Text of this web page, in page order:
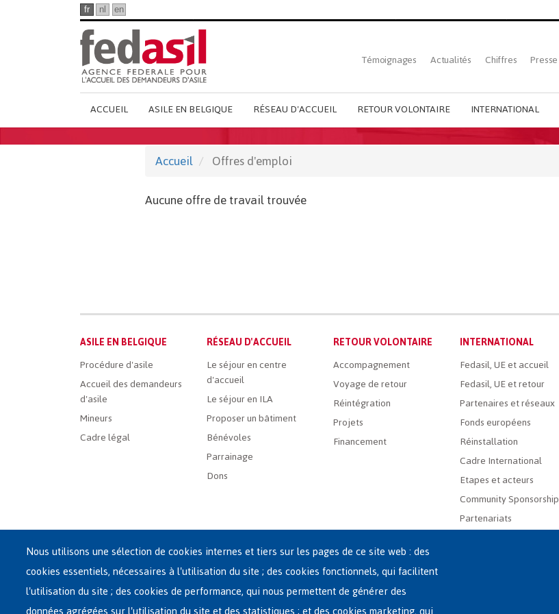
fr nl en
Top
French
menu
Témoignages Actualités Chiffres Presse
Main
French
ACCUEIL ASILE EN BELGIQUE RÉSEAU D'ACCUEIL RETOUR VOLONTAIRE INTERNATIONAL
Accueil
Offres d'emploi
Aucune offre de travail trouvée
Main
French
Menu
ASILE EN BELGIQUE
Procédure d'asile
Accueil des demandeurs
d'asile
Mineurs
Cadre légal
RÉSEAU D'ACCUEIL
Le séjour en centre
d'accueil
Le séjour en ILA
Proposer un bâtiment
Bénévoles
Parrainage
Dons
RETOUR VOLONTAIRE
Accompagnement
Voyage de retour
Réintégration
Projets
Financement
INTERNATIONAL
Fedasil, UE et accueil
Fedasil, UE et retour
Partenaires et réseaux
Fonds européens
Réinstallation
Cadre International
Etapes et acteurs
Community Sponsorship
Partenariats
Siège central de Fedasil
Rue des Chartreux 21 , 1000 Bruxelles
Nous utilisons une sélection de cookies internes et tiers sur les pages de ce site web : des
cookies essentiels, nécessaires à l'utilisation du site ; des cookies fonctionnels, qui facilitent
l'utilisation du site ; des cookies de performance, qui nous permettent de générer des